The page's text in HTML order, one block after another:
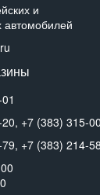
и
автомобилей
+7 (383) 315-
+7 (383) 214-